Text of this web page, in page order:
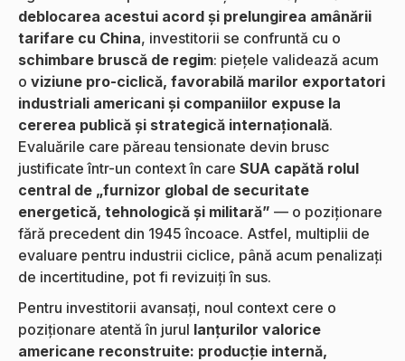
deblocarea acestui acord și prelungirea amânării
tarifare cu China, investitorii se confruntă cu o
schimbare bruscă de regim: piețele validează acum
o viziune pro-ciclică, favorabilă marilor exportatori
industriali americani și companiilor expuse la
cererea publică și strategică internațională.
Evaluările care păreau tensionate devin brusc
justificate într-un context în care SUA capătă rolul
central de „furnizor global de securitate
energetică, tehnologică și militară” — o poziționare
fără precedent din 1945 încoace. Astfel, multiplii de
evaluare pentru industrii ciclice, până acum penalizați
de incertitudine, pot fi revizuiți în sus.
Pentru investitorii avansați, noul context cere o
poziționare atentă în jurul lanțurilor valorice
americane reconstruite: producție internă,